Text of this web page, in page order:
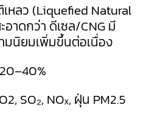
หลว (Liquefied Natural
อาดกว่า ดีเซล/CNG มี
มนิยมเพิ่มขึ้นต่อเนื่อง
SO₂, NOₓ, ฝุ่น PM2.5